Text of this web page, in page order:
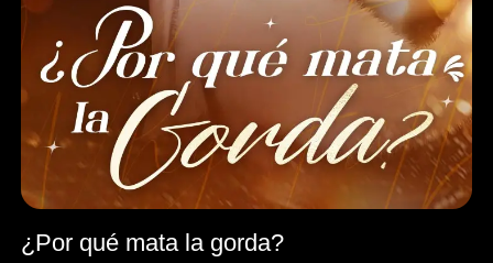
¿Por qué mata la gorda?